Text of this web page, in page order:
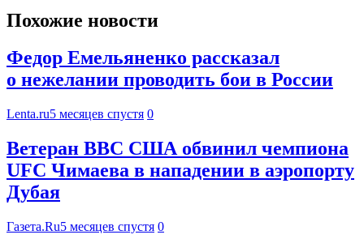
Похожие новости
Федор Емельяненко рассказал
о нежелании проводить бои в России
Lenta.ru5 месяцев спустя 0
Ветеран ВВС США обвинил чемпиона
UFC Чимаева в нападении в аэропорту
Дубая
Газета.Ru5 месяцев спустя 0